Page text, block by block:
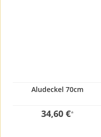
Aludeckel 70cm
34,60 €*